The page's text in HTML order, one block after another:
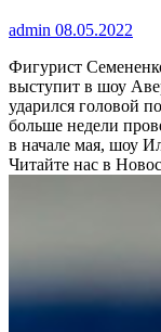
admin 08.05.2022
Фигурист
выступит в шоу
ударился головой
больше недели
в начале мая, шоу
Читайте нас в